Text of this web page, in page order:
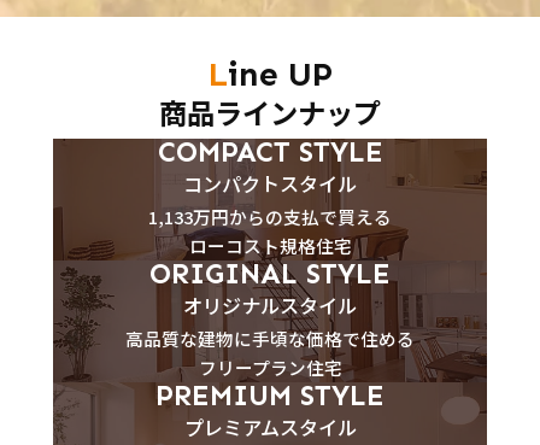
Line UP
商品ラインナップ
COMPACT STYLE
コンパクトスタイル
1,133万円からの支払で買える
ローコスト規格住宅
ORIGINAL STYLE
オリジナルスタイル
高品質な建物に手頃な価格で住める
フリープラン住宅
PREMIUM STYLE
プレミアムスタイル